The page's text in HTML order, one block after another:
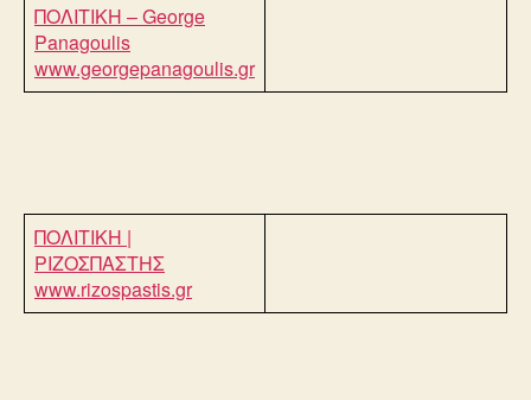
ΠΟΛΙΤΙΚΗ – George
Panagoulis
www.georgepanagoulis.gr
ΠΟΛΙΤΙΚΗ |
ΡΙΖΟΣΠΑΣΤΗΣ
www.rizospastis.gr